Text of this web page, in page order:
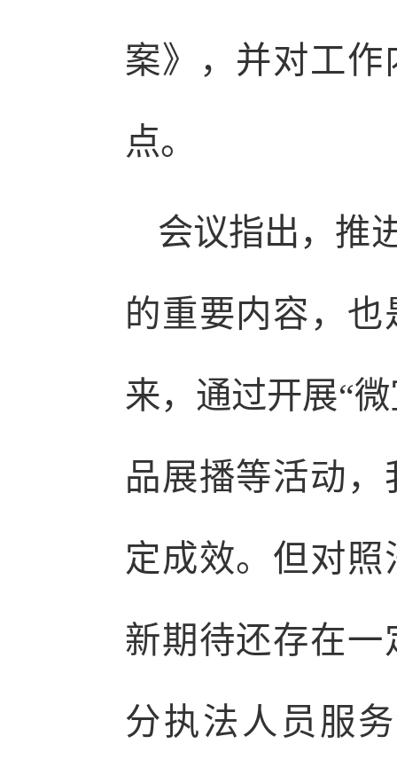
案》，并对工
点。
会议指出，推
的重要内容，
来，通过开展“
品展播等活动
定成效。但对
新期待还存在
分执法人员服